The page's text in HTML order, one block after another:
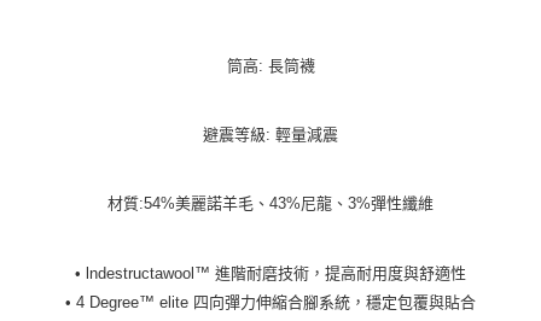
筒高: 長筒襪
避震等級: 輕量減震
材質:54%美麗諾羊毛、43%尼龍、3%彈性纖維
• lndestructawool™ 進階耐磨技術，提高耐用度與舒適性
• 4 Degree™ elite 四向彈力伸縮合腳系統，穩定包覆與貼合